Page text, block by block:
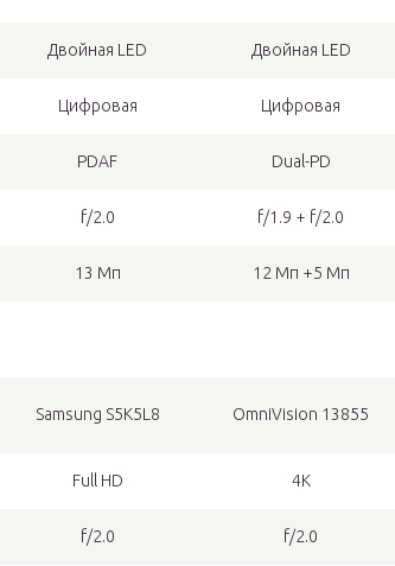
Двойная LED Двойная LED
Цифровая Цифровая
PDAF Dual-PD
f/2.0 f/1.9 + f/2.0
13 Мп 12 Мп +5 Мп
Samsung S5K5L8 OmniVision 13855
Full HD 4К
f/2.0 f/2.0